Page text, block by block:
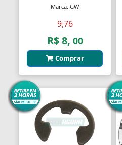
Bobinadeiras
Bobinas
Bobinas De Ignição
Bobinas Impulsoras
Bobinas de Ignição
Bobinas para Máquinas
Bocais
Marca: GW
9,76
R$ 8, 00
Comprar